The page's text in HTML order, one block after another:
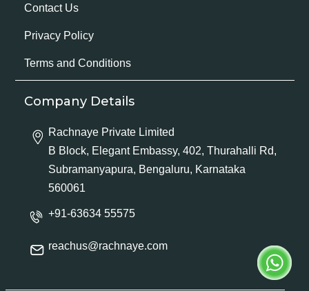
Contact Us
Privacy Policy
Terms and Conditions
Company Details
Rachnaye Private Limited
B Block, Elegant Embassy, 402, Thurahalli Rd,
Subramanyapura, Bengaluru, Karnataka
560061
+91-63634 55575
reachus@rachnaye.com